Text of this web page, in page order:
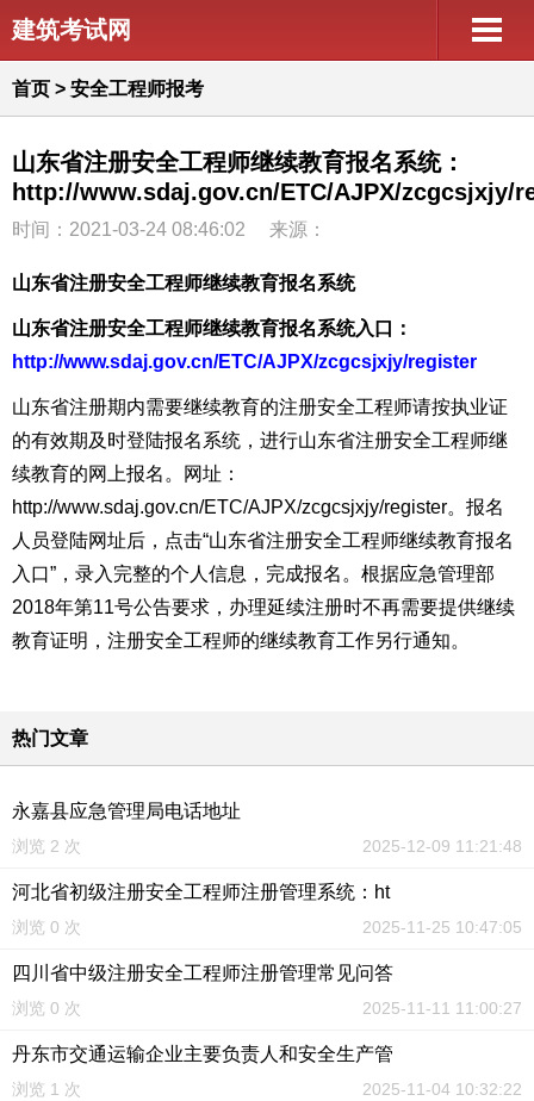
建筑考试网
首页 > 安全工程师报考
山东省注册安全工程师继续教育报名系统：
http://www.sdaj.gov.cn/ETC/AJPX/zcgcsjxjy/
时间：2021-03-24 08:46:02 来源：
山东省注册安全工程师继续教育报名系统
山东省注册安全工程师继续教育报名系统入口：
http://www.sdaj.gov.cn/ETC/AJPX/zcgcsjxjy/register
山东省注册期内需要继续教育的注册安全工程师请按执业证
的有效期及时登陆报名系统，进行山东省注册安全工程师继
续教育的网上报名。网址：
http://www.sdaj.gov.cn/ETC/AJPX/zcgcsjxjy/register。报名
人员登陆网址后，点击“山东省注册安全工程师继续教育报名
入口”，录入完整的个人信息，完成报名。根据应急管理部
2018年第11号公告要求，办理延续注册时不再需要提供继续
教育证明，注册安全工程师的继续教育工作另行通知。
热门文章
永嘉县应急管理局电话地址
浏览 2 次 2025-12-09 11:21:48
河北省初级注册安全工程师注册管理系统：ht
浏览 0 次 2025-11-25 10:47:05
四川省中级注册安全工程师注册管理常见问答
浏览 0 次 2025-11-11 11:00:27
丹东市交通运输企业主要负责人和安全生产管
浏览 1 次 2025-11-04 10:32:22